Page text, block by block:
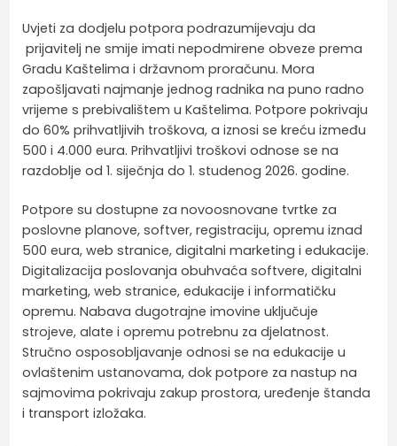
Uvjeti za dodjelu potpora podrazumijevaju da
prijavitelj ne smije imati nepodmirene obveze prema
Gradu Kaštelima i državnom proračunu. Mora
zapošljavati najmanje jednog radnika na puno radno
vrijeme s prebivalištem u Kaštelima. Potpore pokrivaju
do 60% prihvatljivih troškova, a iznosi se kreću između
500 i 4.000 eura. Prihvatljivi troškovi odnose se na
razdoblje od 1. siječnja do 1. studenog 2026. godine.
Potpore su dostupne za novoosnovane tvrtke za
poslovne planove, softver, registraciju, opremu iznad
500 eura, web stranice, digitalni marketing i edukacije.
Digitalizacija poslovanja obuhvaća softvere, digitalni
marketing, web stranice, edukacije i informatičku
opremu. Nabava dugotrajne imovine uključuje
strojeve, alate i opremu potrebnu za djelatnost.
Stručno osposobljavanje odnosi se na edukacije u
ovlaštenim ustanovama, dok potpore za nastup na
sajmovima pokrivaju zakup prostora, uređenje štanda
i transport izložaka.